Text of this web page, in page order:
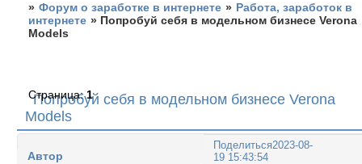
» Форум о заработке в интернете » Работа, заработок в
интернете » Попробуй себя в модельном бизнесе Verona
Models
Попробуй себя в модельном бизнесе Verona
Models
Страница:1
Поделиться2023-08-
19 15:43:54
Автор